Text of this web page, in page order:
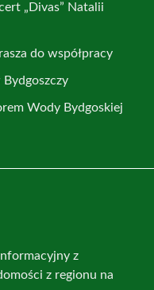
„Divas” Natalii
do współpracy
Bydgoszczy
Wody Bydgoskiej
z
z regionu na